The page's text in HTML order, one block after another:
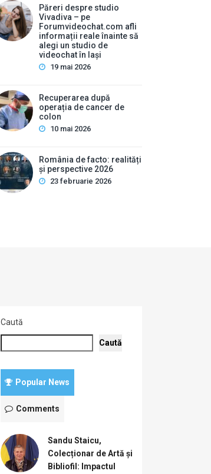
Cancerul de vezică
Mulți oameni ignoră durerile abdominale ușoare și
pot ascunde uneori afecțiuni hepatobiliare severe.
Păreri despre studio
Vivadiva – pe
Forumvideochat.com afli
informații reale înainte să
alegi un studio de
videochat în Iași
19 mai 2026
Recuperarea după
operația de cancer de
colon
10 mai 2026
România de facto: realități
și perspective 2026
23 februarie 2026
Caută
Caută
Popular News
Comments
Sandu Staicu,
Colecționar de Artă și
Bibliofil: Impactul